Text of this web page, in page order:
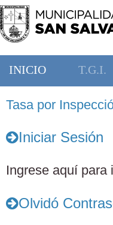
INICIO T.G.I.
Tasa por
Iniciar Sesión
Ingrese aquí para
Olvidó